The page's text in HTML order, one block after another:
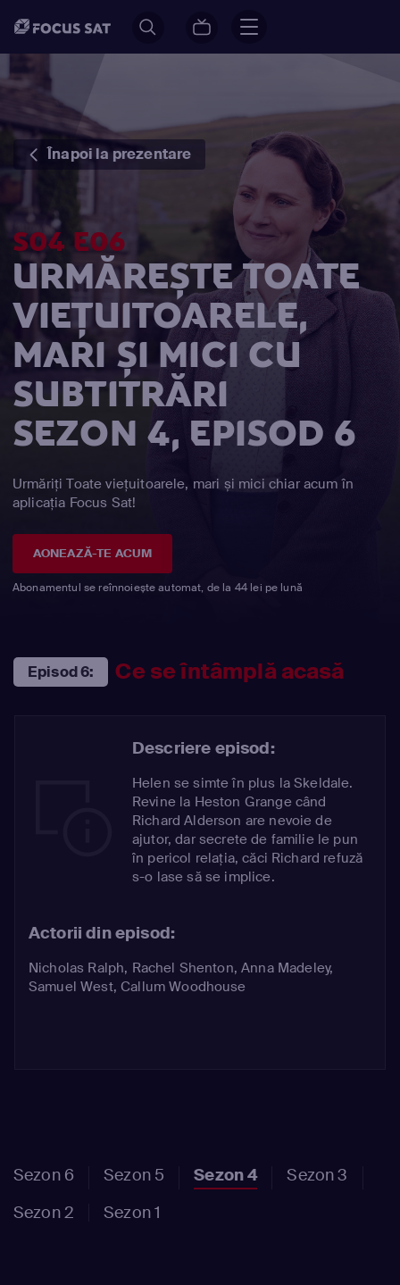
Înapoi la prezentare
S04 E06
URMĂREȘTE TOATE
VIEȚUITOARELE,
MARI ȘI MICI CU
SUBTITRĂRI
SEZON 4, EPISOD 6
Urmăriți Toate viețuitoarele, mari și mici chiar acum în
aplicația Focus Sat!
AONEAZĂ-TE ACUM
Abonamentul se reînnoiește automat, de la 44 lei pe lună
Episod 6: Ce se întâmplă acasă
Descriere episod:
Helen se simte în plus la Skeldale.
Revine la Heston Grange când
Richard Alderson are nevoie de
ajutor, dar secrete de familie le pun
în pericol relația, căci Richard refuză
s-o lase să se implice.
Actorii din episod:
Nicholas Ralph, Rachel Shenton,Anna Madeley,
Samuel West,Callum Woodhouse
Sezon 6 Sezon 5 Sezon 4
Sezon 3
Sezon 2
Sezon 1